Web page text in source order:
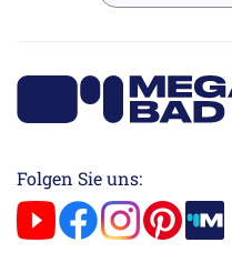
Folgen Sie uns: